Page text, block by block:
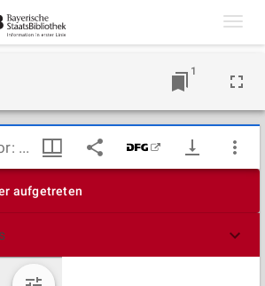
1
TypeError: Failed to fetch
aufgetreten